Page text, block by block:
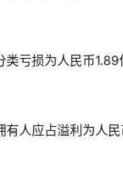
亏损为人民币1.89
有人应占溢利为人